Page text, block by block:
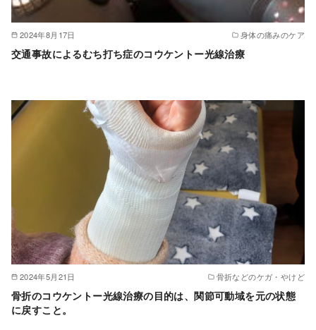
2024年8月17日 身体の痛みのケア
交通事故によるむち打ち症のコウケントー光線治療
2024年5月21日 骨折などのケガ・やけど
骨折のコウケントー光線治療の目的は、関節可動域を元の状態
に戻すこと。